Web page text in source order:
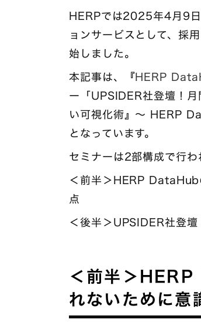
HERPでは2025年4月9
ョンサービスとして、採
始しました。
本記事は、『HERP
ー「UPSIDER社登壇！
い可視化術』〜 HERP
となっています。
セミナーは2部構成で行わ
＜前半＞HERP DataHub
点
＜後半＞UPSIDER社登
＜前半＞
れないために意